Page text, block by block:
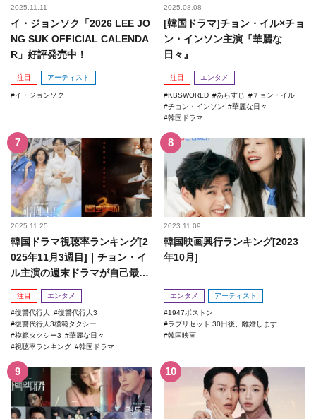
2025.11.11
イ・ジョンソク「2026 LEE JO
NG SUK OFFICIAL CALENDA
R」好評発売中！
注目 アーティスト
イ・ジョンソク
2025.08.08
[韓国ドラマ]チョン・イル×チョ
ン・インソン主演『華麗な
日々』
注目 エンタメ
KBSWORLD あらすじ
チョン・イル
チョン・インソン
華麗な日々
韓国ドラマ
2025.11.25
韓国ドラマ視聴率ランキング[2
025年11月3週目]｜チョン・イ
ル主演の週末ドラマが自己最高
記録を更新！
注目 エンタメ
復讐代行人
復讐代行人3
復讐代行人3模範タクシー
模範タクシー3
華麗な日々
視聴率ランキング
韓国ドラマ
2023.11.09
韓国映画興行ランキング[2023
年10月]
エンタメ アーティスト
1947ボストン
ラブリセット 30日後、離婚します
韓国映画